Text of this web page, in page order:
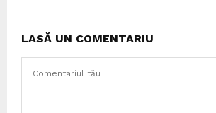
LASĂ UN COMENTARIU